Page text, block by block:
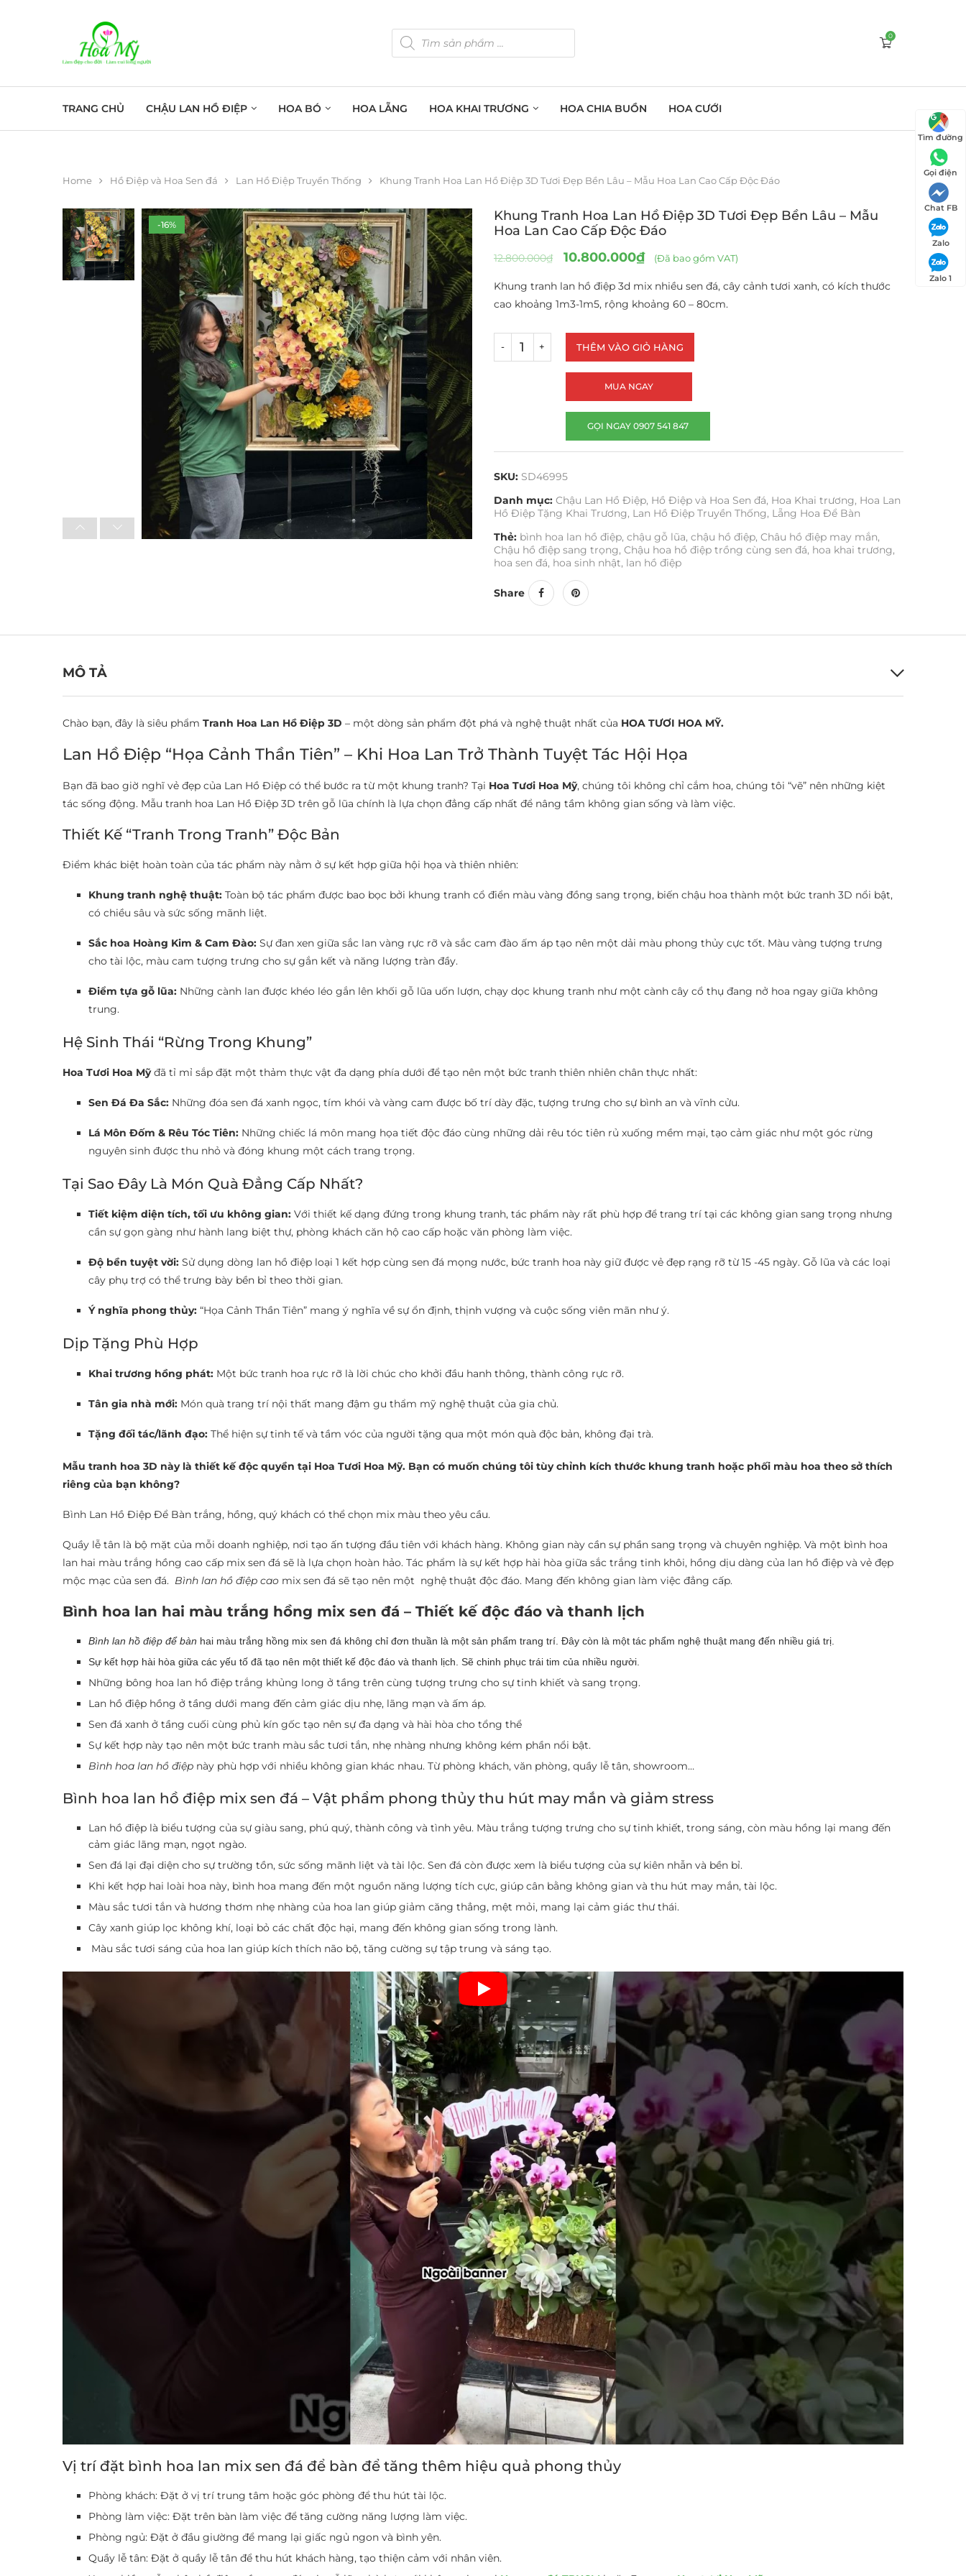
0
TRANG CHỦ CHẬU LAN HỒ ĐIỆP HOA BÓ HOA LẴNG HOA KHAI TRƯƠNG HOA CHIA BUỒN HOA CƯỚI
Home Hồ Điệp và Hoa Sen đá Lan Hồ Điệp Truyền Thống Khung Tranh Hoa Lan Hồ Điệp 3D Tươi Đẹp Bền Lâu – Mẫu Hoa Lan Cao Cấp Độc Đáo
-16%
Khung Tranh Hoa Lan Hồ Điệp 3D Tươi Đẹp Bền Lâu – Mẫu
Hoa Lan Cao Cấp Độc Đáo
12.800.000₫ 10.800.000₫ (Đã bao gồm VAT)
Khung tranh lan hồ điệp 3d mix nhiều sen đá, cây cảnh tươi xanh, có kích thước
cao khoảng 1m3-1m5, rộng khoảng 60 – 80cm.
THÊM VÀO GIỎ HÀNG
MUA NGAY
GỌI NGAY 0907 541 847
SKU: SD46995
Danh mục: Chậu Lan Hồ Điệp, Hồ Điệp và Hoa Sen đá, Hoa Khai trương, Hoa Lan
Hồ Điệp Tặng Khai Trương, Lan Hồ Điệp Truyền Thống, Lẵng Hoa Để Bàn
Thẻ: bình hoa lan hồ điệp, chậu gỗ lũa, chậu hồ điệp, Châu hồ điệp may mắn,
Chậu hồ điệp sang trọng, Chậu hoa hồ điệp trồng cùng sen đá, hoa khai trương,
hoa sen đá, hoa sinh nhật, lan hồ điệp
Share
MÔ TẢ
Chào bạn, đây là siêu phẩm Tranh Hoa Lan Hồ Điệp 3D – một dòng sản phẩm đột phá và nghệ thuật nhất của HOA TƯƠI HOA MỸ.
Lan Hồ Điệp “Họa Cảnh Thần Tiên” – Khi Hoa Lan Trở Thành Tuyệt Tác Hội Họa
Bạn đã bao giờ nghĩ vẻ đẹp của Lan Hồ Điệp có thể bước ra từ một khung tranh? Tại Hoa Tươi Hoa Mỹ, chúng tôi không chỉ cắm hoa, chúng tôi “vẽ” nên những kiệt
tác sống động. Mẫu tranh hoa Lan Hồ Điệp 3D trên gỗ lũa chính là lựa chọn đẳng cấp nhất để nâng tầm không gian sống và làm việc.
Thiết Kế “Tranh Trong Tranh” Độc Bản
Điểm khác biệt hoàn toàn của tác phẩm này nằm ở sự kết hợp giữa hội họa và thiên nhiên:
Khung tranh nghệ thuật: Toàn bộ tác phẩm được bao bọc bởi khung tranh cổ điển màu vàng đồng sang trọng, biến chậu hoa thành một bức tranh 3D nổi bật,
có chiều sâu và sức sống mãnh liệt.
Sắc hoa Hoàng Kim & Cam Đào: Sự đan xen giữa sắc lan vàng rực rỡ và sắc cam đào ấm áp tạo nên một dải màu phong thủy cực tốt. Màu vàng tượng trưng
cho tài lộc, màu cam tượng trưng cho sự gắn kết và năng lượng tràn đầy.
Điểm tựa gỗ lũa: Những cành lan được khéo léo gắn lên khối gỗ lũa uốn lượn, chạy dọc khung tranh như một cành cây cổ thụ đang nở hoa ngay giữa không
trung.
Hệ Sinh Thái “Rừng Trong Khung”
Hoa Tươi Hoa Mỹđã tỉ mỉ sắp đặt một thảm thực vật đa dạng phía dưới để tạo nên một bức tranh thiên nhiên chân thực nhất:
Sen Đá Đa Sắc: Những đóa sen đá xanh ngọc, tím khói và vàng cam được bố trí dày đặc, tượng trưng cho sự bình an và vĩnh cửu.
Lá Môn Đốm & Rêu Tóc Tiên: Những chiếc lá môn mang họa tiết độc đáo cùng những dải rêu tóc tiên rủ xuống mềm mại, tạo cảm giác như một góc rừng
nguyên sinh được thu nhỏ và đóng khung một cách trang trọng.
Tại Sao Đây Là Món Quà Đẳng Cấp Nhất?
Tiết kiệm diện tích, tối ưu không gian: Với thiết kế dạng đứng trong khung tranh, tác phẩm này rất phù hợp để trang trí tại các không gian sang trọng nhưng
cần sự gọn gàng như hành lang biệt thự, phòng khách căn hộ cao cấp hoặc văn phòng làm việc.
Độ bền tuyệt vời: Sử dụng dòng lan hồ điệp loại 1 kết hợp cùng sen đá mọng nước, bức tranh hoa này giữ được vẻ đẹp rạng rỡ từ 15 -45 ngày. Gỗ lũa và các loại
cây phụ trợ có thể trưng bày bền bỉ theo thời gian.
Ý nghĩa phong thủy: “Họa Cảnh Thần Tiên” mang ý nghĩa về sự ổn định, thịnh vượng và cuộc sống viên mãn như ý.
Dịp Tặng Phù Hợp
Khai trương hồng phát: Một bức tranh hoa rực rỡ là lời chúc cho khởi đầu hanh thông, thành công rực rỡ.
Tân gia nhà mới: Món quà trang trí nội thất mang đậm gu thẩm mỹ nghệ thuật của gia chủ.
Tặng đối tác/lãnh đạo: Thể hiện sự tinh tế và tầm vóc của người tặng qua một món quà độc bản, không đại trà.
Mẫu tranh hoa 3D này là thiết kế độc quyền tại Hoa Tươi Hoa Mỹ. Bạn có muốn chúng tôi tùy chỉnh kích thước khung tranh hoặc phối màu hoa theo sở thích
riêng của bạn không?
Bình Lan Hồ Điệp Để Bàn trắng, hồng, quý khách có thể chọn mix màu theo yêu cầu.
Quầy lễ tân là bộ mặt của mỗi doanh nghiệp, nơi tạo ấn tượng đầu tiên với khách hàng. Không gian này cần sự phần sang trọng và chuyên nghiệp. Và một bình hoa
lan hai màu trắng hồng cao cấp mix sen đá sẽ là lựa chọn hoàn hảo. Tác phẩm là sự kết hợp hài hòa giữa sắc trắng tinh khôi, hồng dịu dàng của lan hồ điệp và vẻ đẹp
mộc mạc của sen đá. Bình lan hồ điệp cao mix sen đá sẽ tạo nên một nghệ thuật độc đáo. Mang đến không gian làm việc đẳng cấp.
Bình hoa lan hai màu trắng hồng mix sen đá – Thiết kế độc đáo và thanh lịch
Bình lan hồ điệp để bàn hai màu trắng hồng mix sen đá không chỉ đơn thuần là một sản phẩm trang trí. Đây còn là một tác phẩm nghệ thuật mang đến nhiều giá trị.
Sự kết hợp hài hòa giữa các yếu tố đã tạo nên một thiết kế độc đáo và thanh lịch. Sẽ chinh phục trái tim của nhiều người.
Những bông hoa lan hồ điệp trắng khủng long ở tầng trên cùng tượng trưng cho sự tinh khiết và sang trọng.
Lan hồ điệp hồng ở tầng dưới mang đến cảm giác dịu nhẹ, lãng mạn và ấm áp.
Sen đá xanh ở tầng cuối cùng phủ kín gốc tạo nên sự đa dạng và hài hòa cho tổng thể
Sự kết hợp này tạo nên một bức tranh màu sắc tươi tắn, nhẹ nhàng nhưng không kém phần nổi bật.
Bình hoa lan hồ điệp này phù hợp với nhiều không gian khác nhau. Từ phòng khách, văn phòng, quầy lễ tân, showroom…
Bình hoa lan hồ điệp mix sen đá – Vật phẩm phong thủy thu hút may mắn và giảm stress
Lan hồ điệp là biểu tượng của sự giàu sang, phú quý, thành công và tình yêu. Màu trắng tượng trưng cho sự tinh khiết, trong sáng, còn màu hồng lại mang đến
cảm giác lãng mạn, ngọt ngào.
Sen đá lại đại diện cho sự trường tồn, sức sống mãnh liệt và tài lộc. Sen đá còn được xem là biểu tượng của sự kiên nhẫn và bền bỉ.
Khi kết hợp hai loài hoa này, bình hoa mang đến một nguồn năng lượng tích cực, giúp cân bằng không gian và thu hút may mắn, tài lộc.
Màu sắc tươi tắn và hương thơm nhẹ nhàng của hoa lan giúp giảm căng thẳng, mệt mỏi, mang lại cảm giác thư thái.
Cây xanh giúp lọc không khí, loại bỏ các chất độc hại, mang đến không gian sống trong lành.
Màu sắc tươi sáng của hoa lan giúp kích thích não bộ, tăng cường sự tập trung và sáng tạo.
Vị trí đặt bình hoa lan mix sen đá để bàn để tăng thêm hiệu quả phong thủy
Phòng khách: Đặt ở vị trí trung tâm hoặc góc phòng để thu hút tài lộc.
Phòng làm việc: Đặt trên bàn làm việc để tăng cường năng lượng làm việc.
Phòng ngủ: Đặt ở đầu giường để mang lại giấc ngủ ngon và bình yên.
Quầy lễ tân: Đặt ở quầy lễ tân để thu hút khách hàng, tạo thiện cảm với nhân viên.
Tìm đường
Gọi điện
Chat FB
Zalo
Zalo 1